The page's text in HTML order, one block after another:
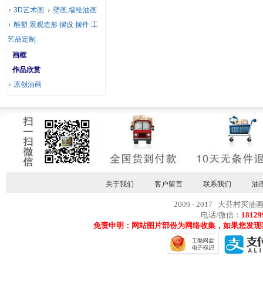
3D艺术画
壁画,墙绘油画
雕塑 景观造形 摆设 摆件 工
艺品定制
画框
作品欣赏
原创油画
关于我们 客户留言 联系我们 油
2009 - 2017 大芬村买油
电话/微信：
免责申明：网站图片部份为网络收集，如果您发